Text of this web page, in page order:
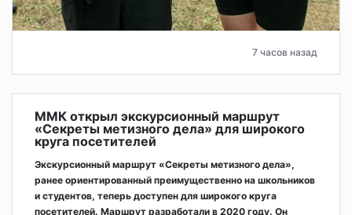
7 часов назад
ММК открыл экскурсионный маршрут
«Секреты метизного дела» для широкого
круга посетителей
Экскурсионный маршрут «Секреты метизного дела»,
ранее ориентированный преимущественно на школьников
и студентов, теперь доступен для широкого круга
посетителей. Маршрут разработали в 2020 году. Он